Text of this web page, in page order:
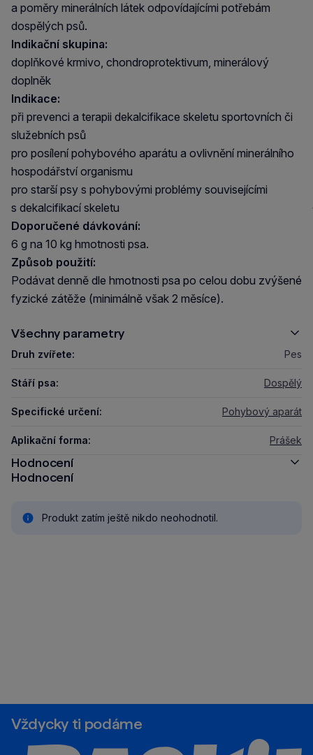
a poměry minerálních látek odpovídajícími potřebám
dospělých psů.
Indikační skupina:
doplňkové krmivo, chondroprotektivum, minerálový
doplněk
Indikace:
při prevenci a terapii dekalcifikace skeletu sportovních či
služebních psů
pro posílení pohybového aparátu a ovlivnění minerálního
hospodářství organismu
pro starší psy s pohybovými problémy souvisejícími
s dekalcifikací skeletu
Doporučené dávkování:
6 g na 10 kg hmotnosti psa.
Způsob použití:
Podávat denně dle hmotnosti psa po celou dobu zvýšené
fyzické zátěže (minimálně však 2 měsíce).
Všechny parametry
Druh zvířete: Pes
Stáří psa: Dospělý
Specifické určení: Pohybový aparát
Aplikační forma: Prášek
Hodnocení
Hodnocení
Produkt zatím ještě nikdo neohodnotil.
Vždycky ti podáme